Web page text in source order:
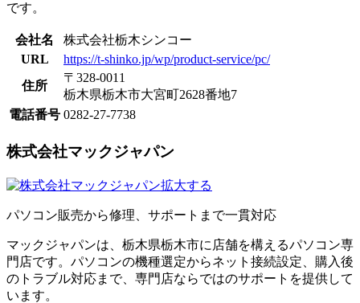
です。
会社名
株式会社栃木シンコー
URL
https://t-shinko.jp/wp/product-service/pc/
住所
〒328-0011
栃木県栃木市大宮町2628番地7
電話番号 0282-27-7738
株式会社マックジャパン
拡大する
​パソコン販売から修理、サポートまで一貫対応
マックジャパンは、栃木県栃木市に店舗を構えるパソコン専
門店です。パソコンの機種選定からネット接続設定、購入後
のトラブル対応まで、専門店ならではのサポートを提供して
います。